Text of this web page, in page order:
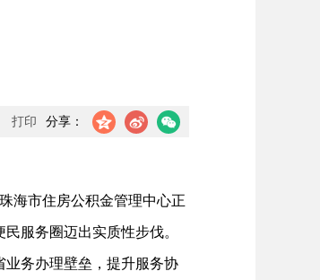
分享：
打印
海市住房公积金管理中心正
服务圈迈出实质性步伐。
务办理壁垒，提升服务协